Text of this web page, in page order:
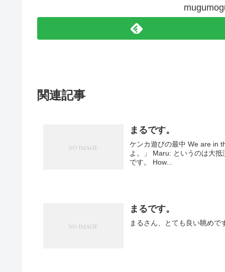
関連記事
まるです。
ケンカ遊びの最中 We are in the middle of the
よ。」 Maru: というのは大
です。 How...
まるです。
まるさん、とても良い眺め